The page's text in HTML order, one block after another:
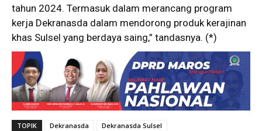
tahun 2024. Termasuk dalam merancang program
kerja Dekranasda dalam mendorong produk kerajinan
khas Sulsel yang berdaya saing,” tandasnya. (*)
TOPIK Dekranasda
Dekranasda Sulsel